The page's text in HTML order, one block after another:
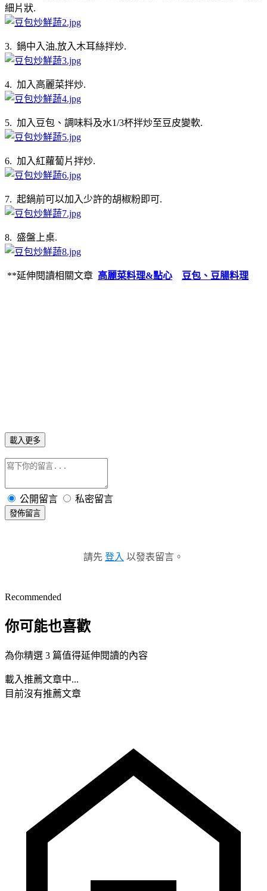
細片狀.
3. 鍋中入油,放入木耳絲拌炒.
4. 加入高麗菜拌炒.
5. 加入豆包、調味料及水1/3杯拌炒至豆皮變軟.
6. 加入紅蘿蔔片拌炒.
7. 起鍋前可以加入少許的胡椒粉即可.
8. 盛盤上桌.
**延伸閱讀相關文章 高麗菜料理&點心 豆包、豆腸料理
載入更多
公開留言 私密留言
發佈留言
請先 登入 以發表留言。
Recommended
你可能也喜歡
為你精選 3 篇值得延伸閱讀的內容
載入推薦文章中...
目前沒有推薦文章